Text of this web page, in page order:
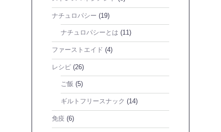
ナチュロパシー (19)
ナチュロパシーとは (11)
ファーストエイド (4)
レシピ (26)
ご飯 (5)
ギルトフリースナック (14)
免疫 (6)